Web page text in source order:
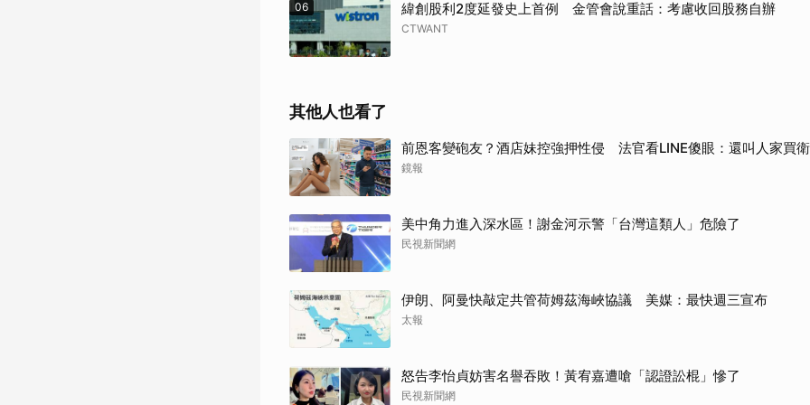
06 緯創股利2度延發史上首例 金管會說重話：考慮收回股務自辦
CTWANT
其他人也看了
前恩客變砲友？酒店妹控強押性侵 法官看LINE傻眼：還叫人家買
鏡報
美中角力進入深水區！謝金河示警「台灣這類人」危險了
民視新聞網
伊朗、阿曼快敲定共管荷姆茲海峽協議 美媒：最快週三宣布
太報
怒告李怡貞妨害名譽吞敗！黃宥嘉遭嗆「認證訟棍」慘了
民視新聞網